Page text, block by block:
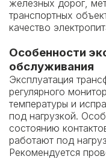
железных дорог,
транспортных
качество
Особенности
обслуживания
Эксплуатация
регулярного
температуры и
под нагрузкой.
состоянию
работают под
Рекомендуется